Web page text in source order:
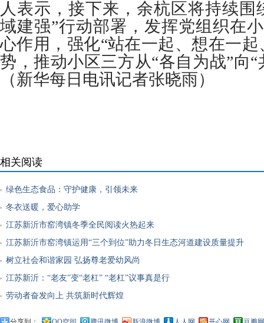
人表示，接下来，余杭区将持续围
域建强”行动部署，发挥党组织在
心作用，强化“站在一起、想在一
势，推动小区三方从“各自为战”向
（新华每日电讯记者张晓雨）
相关阅读
绿色生态食品：守护健康，引领未来
冬衣送暖，爱心助学
江苏新沂市窑湾镇冬季全民阅读火热起来
江苏新沂市窑湾镇运用“三个到位”助力冬日生态河道建设质量提升
树立社会和谐家园 弘扬尊老爱幼风尚
江苏新沂：“老友”变“老杠” “老杠”议事真是行
劳动者奋发向上 共筑新时代辉煌